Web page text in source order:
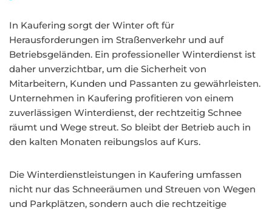
In Kaufering sorgt der Winter oft für
Herausforderungen im Straßenverkehr und auf
Betriebsgeländen. Ein professioneller Winterdienst ist
daher unverzichtbar, um die Sicherheit von
Mitarbeitern, Kunden und Passanten zu gewährleisten.
Unternehmen in Kaufering profitieren von einem
zuverlässigen Winterdienst, der rechtzeitig Schnee
räumt und Wege streut. So bleibt der Betrieb auch in
den kalten Monaten reibungslos auf Kurs.
Die Winterdienstleistungen in Kaufering umfassen
nicht nur das Schneeräumen und Streuen von Wegen
und Parkplätzen, sondern auch die rechtzeitige